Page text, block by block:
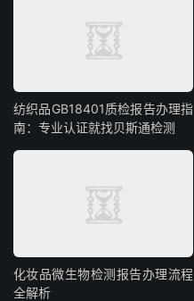
纺织品GB18401质检报告办理指
南：专业认证就找贝斯通检测
化妆品微生物检测报告办理流程
全解析